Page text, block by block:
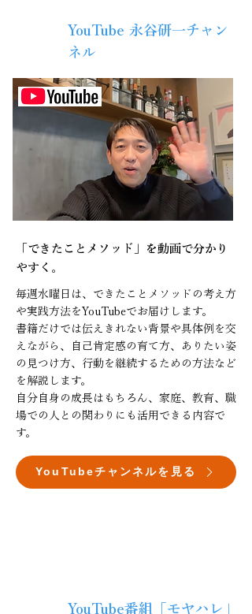
YouTube 永谷研一チャン
ネル
「できたことメソッド」を動画で分かり
やすく。
毎週水曜日は、できたことメソッドの考え方
や実践方法をYouTubeでお届けします。
書籍だけでは伝えきれない背景や具体例を交
えながら、自己肯定感の育て方、ありたい姿
の見つけ方、行動を継続するための方法など
を解説します。
自分自身の成長はもちろん、家庭、教育、職
場での人との関わりにも活用できる内容で
す。
YouTubeチャンネルを見る
YouTube番組「モヤハレ」